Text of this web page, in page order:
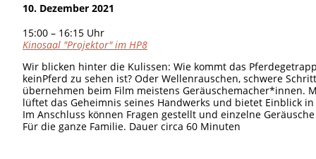
10. Dezember 2021
15:00 – 16:15 Uhr
Kinosaal "Projektor" im HP8
Wir blicken hinter die Kulissen: Wie kommt das
keinPferd zu sehen ist? Oder Wellenrauschen, schwere
übernehmen beim Film meistens Geräuschemacher*innen.
lüftet das Geheimnis seines Handwerks und bietet Einblick
Im Anschluss können Fragen gestellt und einzelne
Für die ganze Familie. Dauer circa 60 Minuten